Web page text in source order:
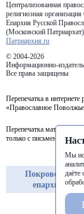
Централизованная
религиозная
Епархия Русской
(Московский Патриархат)
Патриархия.ru
© 2004-2026
Информационно-
Все права защищены
Перепечатка в
«Православное
Перепечатка материалов
только с письменного
Покровская
епархия
Мы
даёте